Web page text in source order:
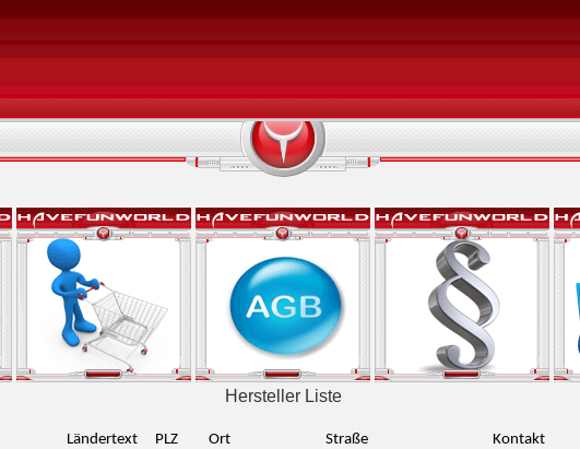
Hersteller Liste
Ländertext PLZ Ort Straße Kontakt